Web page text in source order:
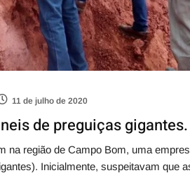
11 de julho de 2020
de preguiças gigantes.
na região de Campo Bom, uma
Inicialmente, suspeitavam que